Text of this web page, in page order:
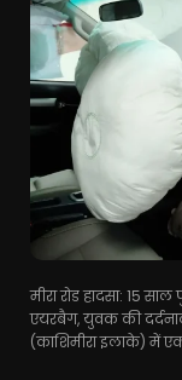
मीरा रोड हादसा: 15
एयरबैग, युवक की दर्दनाक
(काशिमीरा इलाके) में